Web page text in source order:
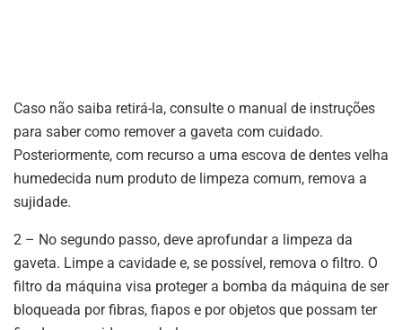
Caso não saiba retirá-la, consulte o manual de instruções
para saber como remover a gaveta com cuidado.
Posteriormente, com recurso a uma escova de dentes velha
humedecida num produto de limpeza comum, remova a
sujidade.
2 – No segundo passo, deve aprofundar a limpeza da
gaveta. Limpe a cavidade e, se possível, remova o filtro. O
filtro da máquina visa proteger a bomba da máquina de ser
bloqueada por fibras, fiapos e por objetos que possam ter